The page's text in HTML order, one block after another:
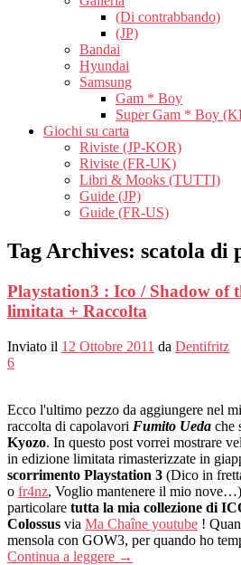
(Di contrabbando)
(JP)
Bandai
Hyundai
Samsung
Gam * Boy
Super Gam * Boy
Giochi su carta
Riviste (JP-KOR)
Riviste (FR-UK)
Libri & Mooks (TUTTI)
Guide (JP)
Guide (FR-US)
Tag Archives: scatola di
Playstation3 : Ico / Shadow of
limitata + Raccolta
Inviato il 12 Ottobre 2011 da Dentifritz
6
Ecco l'ultimo pezzo da aggiungere nel
raccolta di capolavori Fumito Ueda che
Kyozo. In questo post vorrei mostrare
in edizione limitata rimasterizzate in
scorrimento Playstation 3 (Dico in
o fr4nz, Voglio mantenere il mio
particolare tutta la mia collezione di
Colossus via Ma Chaîne youtube !
mensola con GOW3, per quando ho
Continua a leggere →